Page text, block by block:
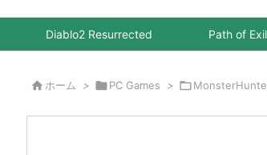
Diablo2 Resurrected Path of
 ホーム > PC Games > 